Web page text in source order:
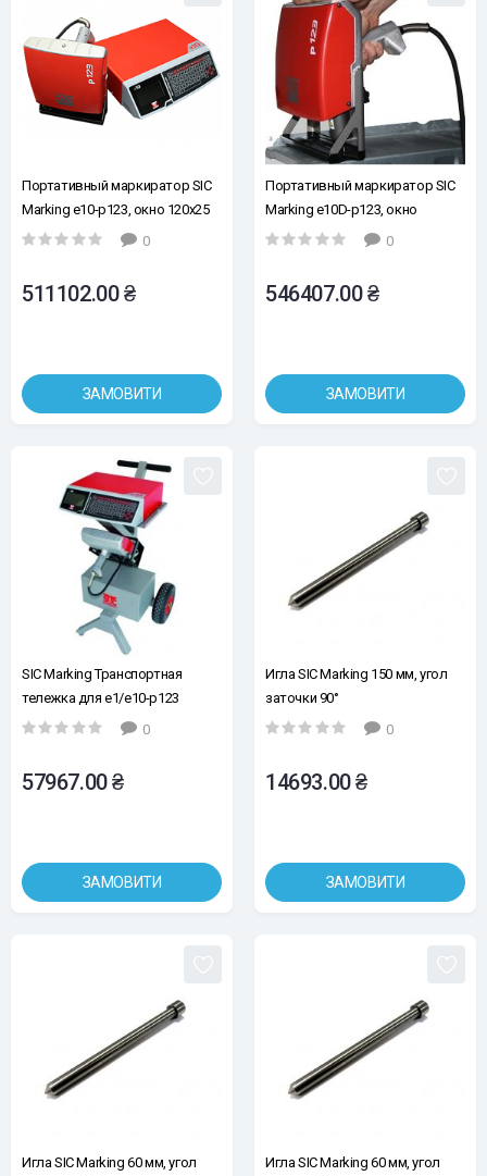
Портативный маркиратор SIC
Marking e10-p123, окно 120х25
мм.
0
511102.00 ₴
ЗАМОВИТИ
Портативный маркиратор SIC
Marking e10D-p123, окно
120х25мм, кабель 7.5м
0
546407.00 ₴
ЗАМОВИТИ
SIC Marking Транспортная
тележка для e1/e10-p123
0
57967.00 ₴
ЗАМОВИТИ
Игла SIC Marking 150 мм, угол
заточки 90°
0
14693.00 ₴
ЗАМОВИТИ
Игла SIC Marking 60 мм, угол
Игла SIC Marking 60 мм, угол